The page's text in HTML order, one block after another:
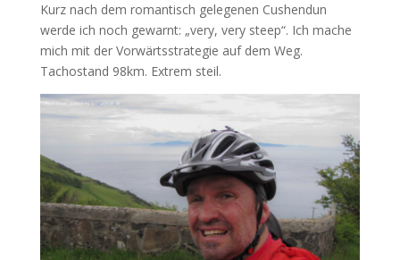
Kurz nach dem romantisch gelegenen Cushendun
werde ich noch gewarnt: „very, very steep“. Ich mache
mich mit der Vorwärtsstrategie auf dem Weg.
Tachostand 98km. Extrem steil.